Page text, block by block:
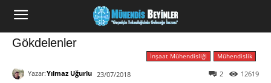
Gökdelenler
İnşaat Mühendisliği Mühendislik
Yazar:Yılmaz Uğurlu 23/07/2018 12619
2